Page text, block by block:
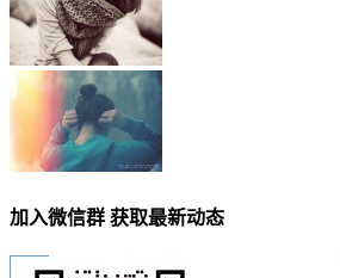
加入微信群 获取最新动态